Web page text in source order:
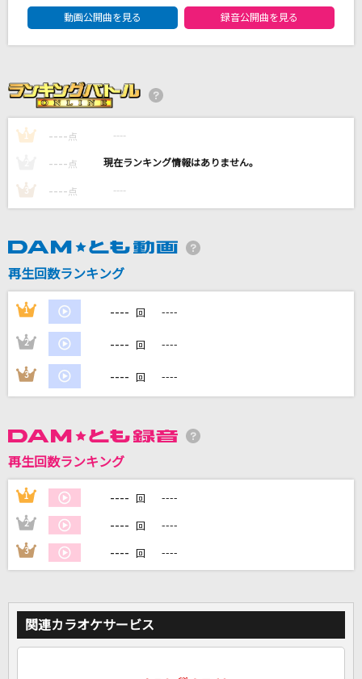
LUNA SEA
風と町
Mrs. GREEN APPLE
セプテンバーさん
aiko
カラオケ最新情報をチェック！
DAM★ともボーカルエントリーランキング
動画公開曲を見る
録音公開曲を見る
1 ---- 点 ----
---- 点 ----
3 ---- 点 ----
再生回数ランキング
1 ---- 回 ----
2 ---- 回 ----
3 ---- 回 ----
再生回数ランキング
1 ---- 回 ----
2 ---- 回 ----
3 ---- 回 ----
関連カラオケサービス